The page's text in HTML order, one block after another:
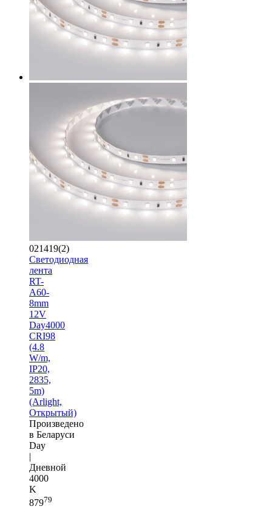
021419(2)
Светодиодная
лента
RT-
A60-
8mm
12V
Day4000
CRI98
(4.8
W/m,
IP20,
2835,
5m)
(Arlight,
Открытый)
Произведено
в Беларуси
Day
|
Дневной
4000
K
87979